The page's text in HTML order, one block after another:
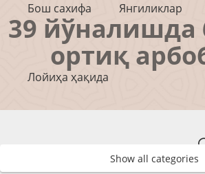
Бош сахифа Янгиликлар
Лойиҳа ҳақида
39 йўналишда
ортиқ
Show all categories